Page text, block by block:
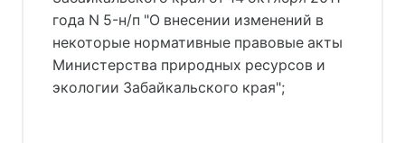
года N 5-н/п "О внесении изменений в
некоторые нормативные правовые акты
Министерства природных ресурсов и
экологии Забайкальского края";